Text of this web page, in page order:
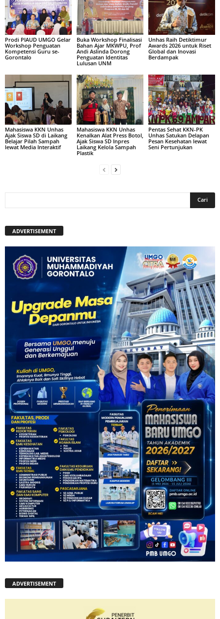
Prodi PIAUD UMGO Gelar
Workshop Penguatan
Kompetensi Guru se-
Gorontalo
Buka Workshop Finalisasi
Bahan Ajar MKWPU, Prof
Andi Aslinda Dorong
Penguatan Identitas
Lulusan UNM
Unhas Raih Detiktimur
Awards 2026 untuk Riset
Global dan Inovasi
Berdampak
Mahasiswa KKN Unhas
Ajak Siswa SD di Laikang
Belajar Pilah Sampah
lewat Media Interaktif
Mahasiswa KKN Unhas
Kenalkan Alat Press Botol,
Ajak Siswa SD Inpres
Laikang Kelola Sampah
Plastik
Pentas Sehat KKN-PK
Unhas Satukan Delapan
Pesan Kesehatan lewat
Seni Pertunjukan
ADVERTISEMENT
ADVERTISEMENT